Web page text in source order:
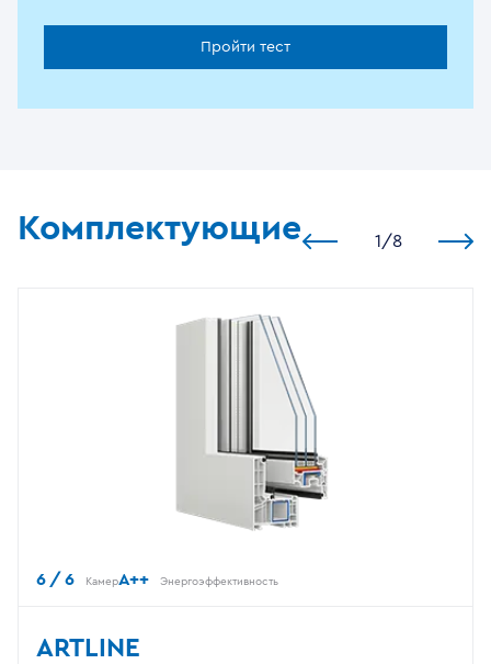
Пройти тест
Комплектующие 1 /8
6 / 6 КамерA++ Энергоэффективность
ARTLINE